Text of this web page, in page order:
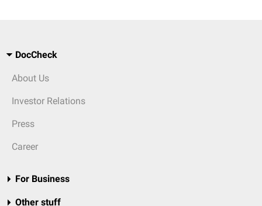
DocCheck
About Us
Investor Relations
Press
Career
For Business
Other stuff